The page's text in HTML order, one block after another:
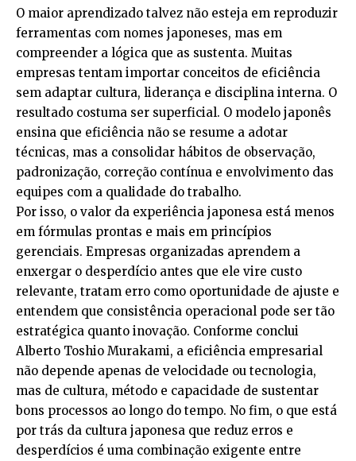
O maior aprendizado talvez não esteja em reproduzir
ferramentas com nomes japoneses, mas em
compreender a lógica que as sustenta. Muitas
empresas tentam importar conceitos de eficiência
sem adaptar cultura, liderança e disciplina interna. O
resultado costuma ser superficial. O modelo japonês
ensina que eficiência não se resume a adotar
técnicas, mas a consolidar hábitos de observação,
padronização, correção contínua e envolvimento das
equipes com a qualidade do trabalho.
Por isso, o valor da experiência japonesa está menos
em fórmulas prontas e mais em princípios
gerenciais. Empresas organizadas aprendem a
enxergar o desperdício antes que ele vire custo
relevante, tratam erro como oportunidade de ajuste e
entendem que consistência operacional pode ser tão
estratégica quanto inovação. Conforme conclui
Alberto Toshio Murakami, a eficiência empresarial
não depende apenas de velocidade ou tecnologia,
mas de cultura, método e capacidade de sustentar
bons processos ao longo do tempo. No fim, o que está
por trás da cultura japonesa que reduz erros e
desperdícios é uma combinação exigente entre